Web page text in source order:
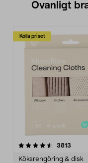
Ovanligt
Kolla priset
3813
Köksrengöring & disk
4.0av 5 stjärnor